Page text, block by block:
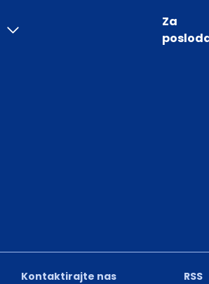
Kontaktirajte nas RSS
Za